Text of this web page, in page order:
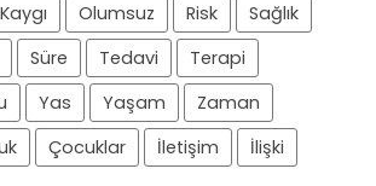
Kaygı Olumsuz Risk
Sağlık
Süre Tedavi
Terapi
Yas Yaşam
Zaman
Çocuklar İletişim
İlişki